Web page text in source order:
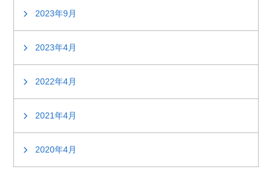
2023年9月
2023年4月
2022年4月
2021年4月
2020年4月